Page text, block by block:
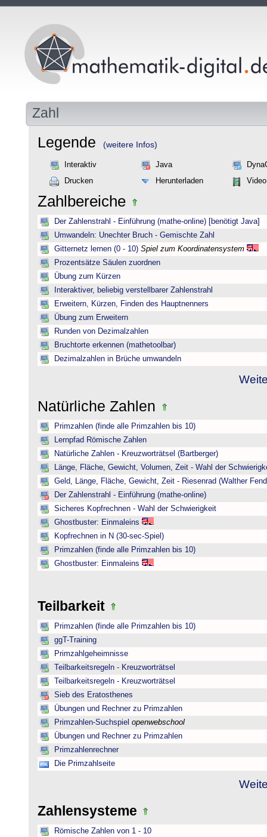
Zahl
Legende (weitere Infos)
Interaktiv Java
Drucken
Herunterladen Video
Zahlbereiche
Der Zahlenstrahl - Einführung (mathe-online) [benötigt Java]
Umwandeln: Unechter Bruch - Gemischte Zahl
Gitternetz lernen (0 - 10) Spiel zum Koordinatensystem
Prozentsätze Säulen zuordnen
Übung zum Kürzen
Interaktiver, beliebig verstellbarer Zahlenstrahl
Erweitern, Kürzen, Finden des Hauptnenners
Übung zum Erweitern
Runden von Dezimalzahlen
Bruchtorte erkennen (mathetoolbar)
Dezimalzahlen in Brüche umwandeln
Natürliche Zahlen
Primzahlen (finde alle Primzahlen bis 10)
Lernpfad Römische Zahlen
Natürliche Zahlen - Kreuzworträtsel (Bartberger)
Länge, Fläche, Gewicht, Volumen, Zeit - Wahl der
Geld, Länge, Fläche, Gewicht, Zeit - Riesenrad (Walther
Der Zahlenstrahl - Einführung (mathe-online)
Sicheres Kopfrechnen - Wahl der Schwierigkeit
Ghostbuster: Einmaleins
Kopfrechnen in N (30-sec-Spiel)
Primzahlen (finde alle Primzahlen bis 10)
Ghostbuster: Einmaleins
Teilbarkeit
Primzahlen (finde alle Primzahlen bis 10)
ggT-Training
Primzahlgeheimnisse
Teilbarkeitsregeln - Kreuzworträtsel
Teilbarkeitsregeln - Kreuzworträtsel
Sieb des Eratosthenes
Übungen und Rechner zu Primzahlen
Primzahlen-Suchspiel openwebschool
Übungen und Rechner zu Primzahlen
Primzahlenrechner
Die Primzahlseite
Zahlensysteme
Römische Zahlen von 1 - 10